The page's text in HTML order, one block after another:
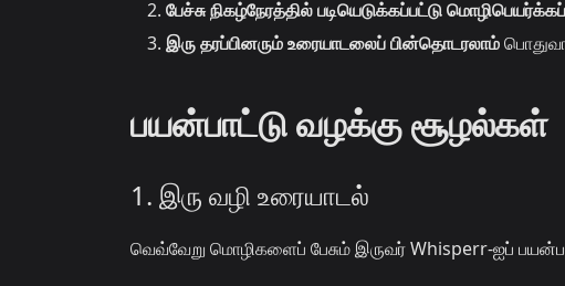
பேச்சு நிகழ்நேரத்தில் படியெடுக்கப்பட்டு
இரு தரப்பினரும் உரையாடலைப் பின்தொடரலாம்
பயன்பாட்டு வழக்கு சூழல்கள்
1. இரு வழி உரையாடல்
வெவ்வேறு மொழிகளைப் பேசும் இருவர் Whisperr-ஐப்